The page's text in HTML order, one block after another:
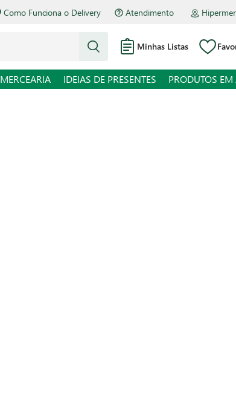
Como Funciona o Delivery Atendimento
Minhas Listas
MERCEARIA IDEIAS DE PRESENTES PRODUTOS EM